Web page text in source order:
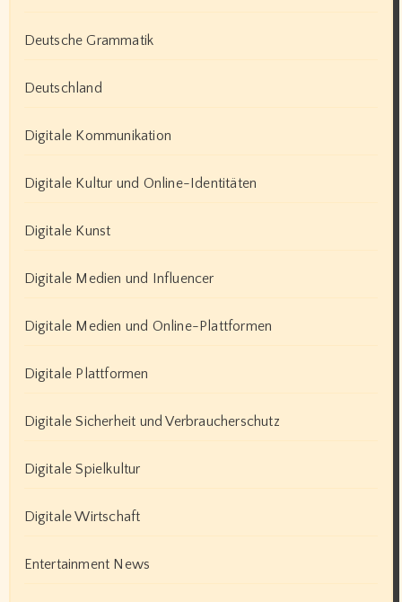
Deutsche Grammatik
Deutschland
Digitale Kommunikation
Digitale Kultur und Online-Identitäten
Digitale Kunst
Digitale Medien und Influencer
Digitale Medien und Online-Plattformen
Digitale Plattformen
Digitale Sicherheit und Verbraucherschutz
Digitale Spielkultur
Digitale Wirtschaft
Entertainment News